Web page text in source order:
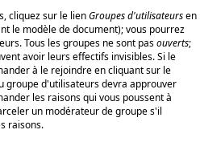
cliquez sur le lienGroupes d'utilisateursen
le modèle de document); vous pourrez
Tous les groupes ne sont pasouverts;
avoir leurs effectifs invisibles. Si le
à le rejoindre en cliquant sur le
groupe d'utilisateurs devra approuver
les raisons qui vous poussent à
un modérateur de groupe s'il
raisons.